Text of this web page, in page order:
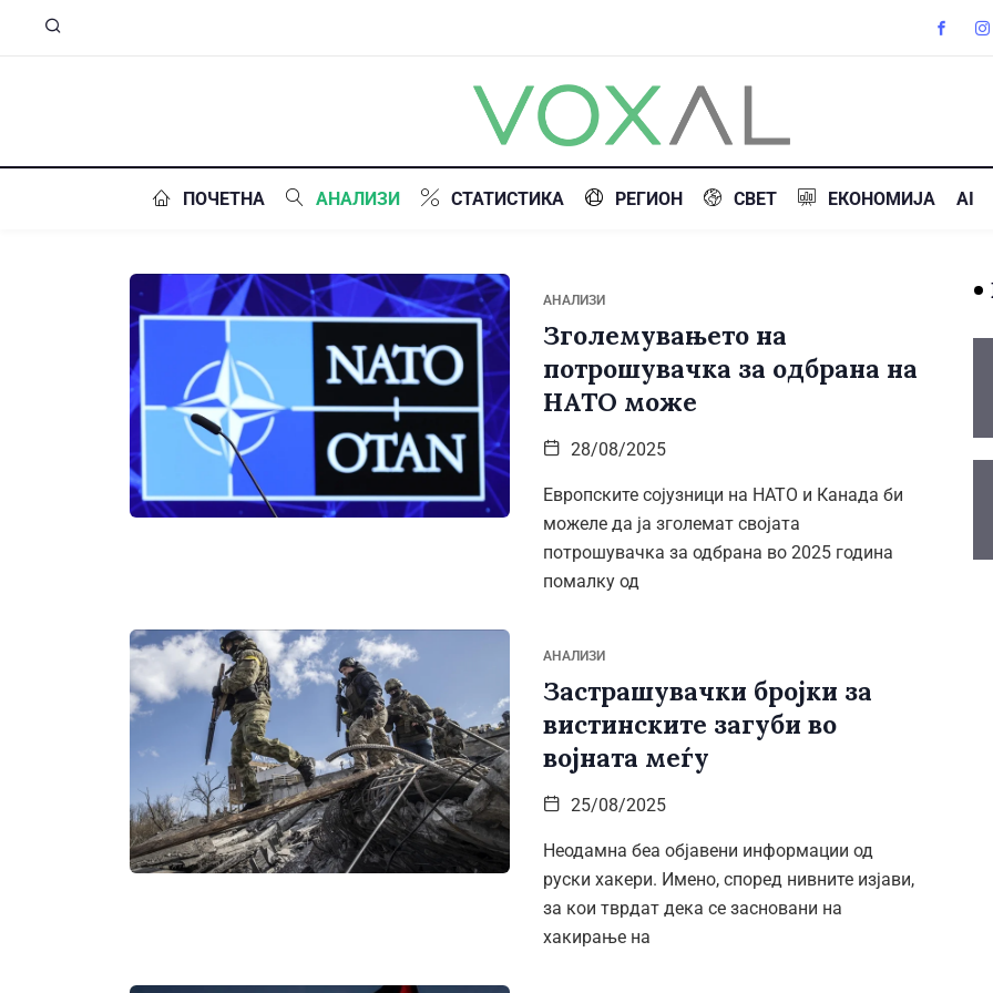
ПОЧЕТНА АНАЛИЗИ СТАТИСТИКА РЕГИОН СВЕТ ЕКОНОМИЈА AI
АНАЛИЗИ
Зголемувањето на
потрошувачка за одбрана на
НАТО може
28/08/2025
Европските сојузници на НАТО и Канада би
можеле да ја зголемат својата
потрошувачка за одбрана во 2025 година
помалку од
АНАЛИЗИ
Застрашувачки бројки за
вистинските загуби во
војната меѓу
25/08/2025
Неодамна беа објавени информации од
руски хакери. Имено, според нивните изјави,
за кои тврдат дека се засновани на
хакирање на